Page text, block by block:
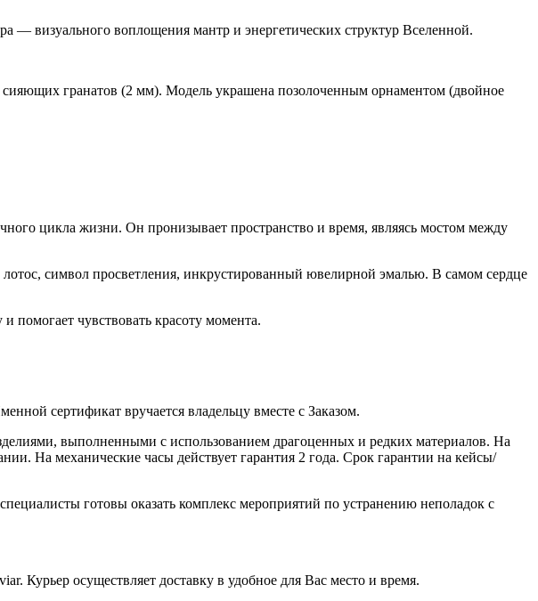
— визуального воплощения мантр и энергетических структур Вселенной.
гранатов (2 мм). Модель украшена позолоченным орнаментом (двойное
цикла жизни. Он пронизывает пространство и время, являясь мостом между
символ просветления, инкрустированный ювелирной эмалью. В самом сердце
помогает чувствовать красоту момента.
сертификат вручается владельцу вместе с Заказом.
выполненными с использованием драгоценных и редких материалов. На
На механические часы действует гарантия 2 года. Срок гарантии на кейсы/
готовы оказать комплекс мероприятий по устранению неполадок с
Курьер осуществляет доставку в удобное для Вас место и время.